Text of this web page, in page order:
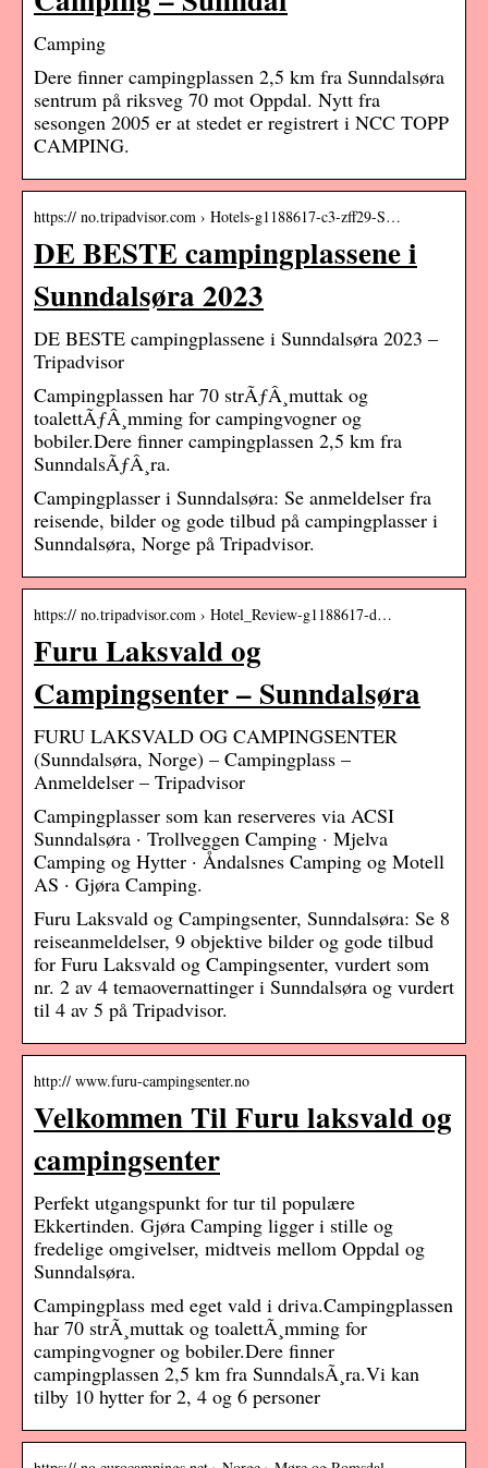
Camping
Dere finner campingplassen 2,5 km fra Sunndalsøra
sentrum på riksveg 70 mot Oppdal. Nytt fra
sesongen 2005 er at stedet er registrert i NCC TOPP
CAMPING.
https:// no.tripadvisor.com › Hotels-g1188617-c3-zff29-S…
DE BESTE campingplassene i
Sunndalsøra 2023
DE BESTE campingplassene i Sunndalsøra 2023 –
Tripadvisor
Campingplassen har 70 strÃƒÂ¸muttak og
toalettÃƒÂ¸mming for campingvogner og
bobiler.Dere finner campingplassen 2,5 km fra
SunndalsÃƒÂ¸ra.
Campingplasser i Sunndalsøra: Se anmeldelser fra
reisende, bilder og gode tilbud på campingplasser i
Sunndalsøra, Norge på Tripadvisor.
https:// no.tripadvisor.com › Hotel_Review-g1188617-d…
Furu Laksvald og
Campingsenter – Sunndalsøra
FURU LAKSVALD OG CAMPINGSENTER
(Sunndalsøra, Norge) – Campingplass –
Anmeldelser – Tripadvisor
Campingplasser som kan reserveres via ACSI
Sunndalsøra · Trollveggen Camping · Mjelva
Camping og Hytter · Åndalsnes Camping og Motell
AS · Gjøra Camping.
Furu Laksvald og Campingsenter, Sunndalsøra: Se 8
reiseanmeldelser, 9 objektive bilder og gode tilbud
for Furu Laksvald og Campingsenter, vurdert som
nr. 2 av 4 temaovernattinger i Sunndalsøra og vurdert
til 4 av 5 på Tripadvisor.
http:// www.furu-campingsenter.no
Velkommen Til Furu laksvald og
campingsenter
Perfekt utgangspunkt for tur til populære
Ekkertinden. Gjøra Camping ligger i stille og
fredelige omgivelser, midtveis mellom Oppdal og
Sunndalsøra.
Campingplass med eget vald i driva.Campingplassen
har 70 strÃ¸muttak og toalettÃ¸mming for
campingvogner og bobiler.Dere finner
campingplassen 2,5 km fra SunndalsÃ¸ra.Vi kan
tilby 10 hytter for 2, 4 og 6 personer